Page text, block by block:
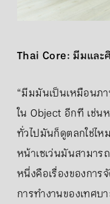
Thai Core: มีมและ
“มีมมันเป็นเหมือนภ
ใน Object อีกที เช่น
ทั่วไปมันก็ดูตลกใช่ไห
หน้าเซเว่นมันสามาร
หนึ่งคือเรื่องของกา
การทำงานของเทศ